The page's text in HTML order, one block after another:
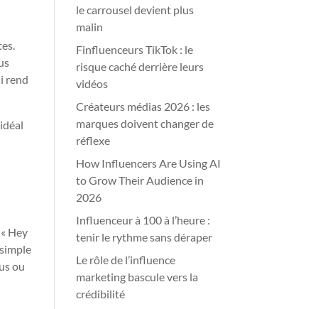
rend
Hey
ou
le carrousel devient plus
malin
Finfluenceurs TikTok : le
risque caché derrière leurs
vidéos
Créateurs médias 2026 : les
marques doivent changer de
réflexe
How Influencers Are Using AI
to Grow Their Audience in
2026
Influenceur à 100 à l’heure :
tenir le rythme sans déraper
Le rôle de l’influence
marketing bascule vers la
crédibilité